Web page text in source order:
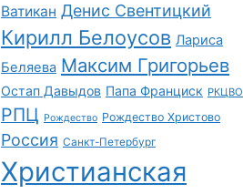
Ватикан Денис Свентицкий
Кирилл Белоусов Лариса
Беляева Максим Григорьев
Остап Давыдов Папа Франциск РКЦВО
РПЦ Рождество Рождество Христово
Россия Санкт-Петербург
Христианская